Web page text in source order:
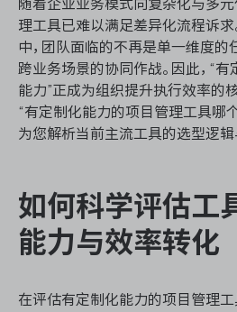
随着企业业务模式向复杂化与多
理工具已难以满足差异化流程诉
中，团队面临的不再是单一维度的
跨业务场景的协同作战。因此，“
能力”正成为组织提升执行效率的
“有定制化能力的项目管理工具哪
为您解析当前主流工具的选型逻辑
如何科学评估工
能力与效率转化
在评估有定制化能力的项目管理工